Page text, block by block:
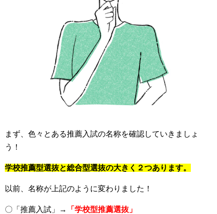
まず、色々とある推薦入試の名称を確認していきましょ
う！
学校推薦型選抜と総合型選抜の大きく２つあります。
以前、名称が上記のように変わりました！
〇「推薦入試」→ 「学校型推薦選抜」